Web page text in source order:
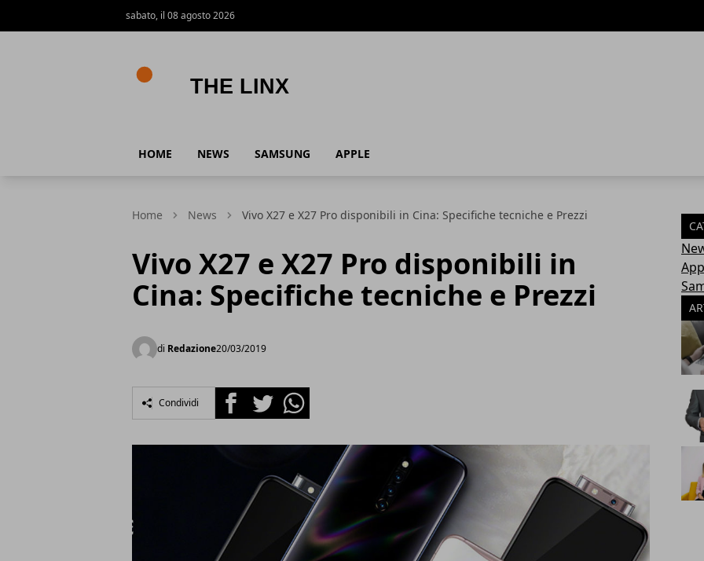
sabato, il 08 agosto 2026
HOME NEWS SAMSUNG APPLE
Home News Vivo X27 e X27 Pro disponibili in Cina: Specifiche tecniche e Prezzi
Vivo X27 e X27 Pro disponibili in
Cina: Specifiche tecniche e Prezzi
di Redazione20/03/2019
Condividi FacebookTwitterWhatsapp